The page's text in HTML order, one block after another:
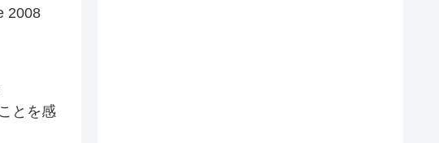
2008
とを感